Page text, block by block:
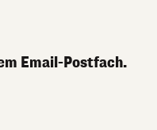
Email-Postfach.